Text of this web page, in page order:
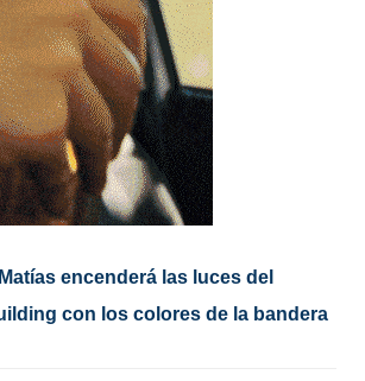
encenderá las luces del
con los colores de la bandera